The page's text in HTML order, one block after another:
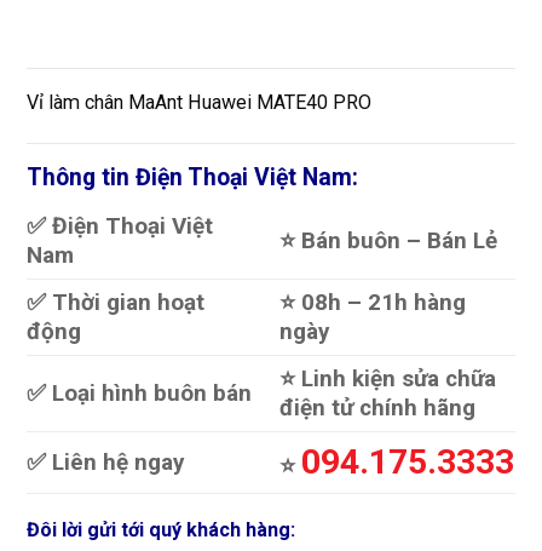
Vỉ làm chân MaAnt Huawei MATE40 PRO
Thông tin Điện Thoại Việt Nam:
✅ Điện Thoại Việt
Nam
⭐️ Bán buôn – Bán Lẻ
✅ Thời gian hoạt
động
⭐️ 08h – 21h hàng
ngày
✅ Loại hình buôn bán
⭐️ Linh kiện sửa chữa
điện tử chính hãng
✅ Liên hệ ngay
⭐️ 094.175.3333
Đôi lời gửi tới quý khách hàng: